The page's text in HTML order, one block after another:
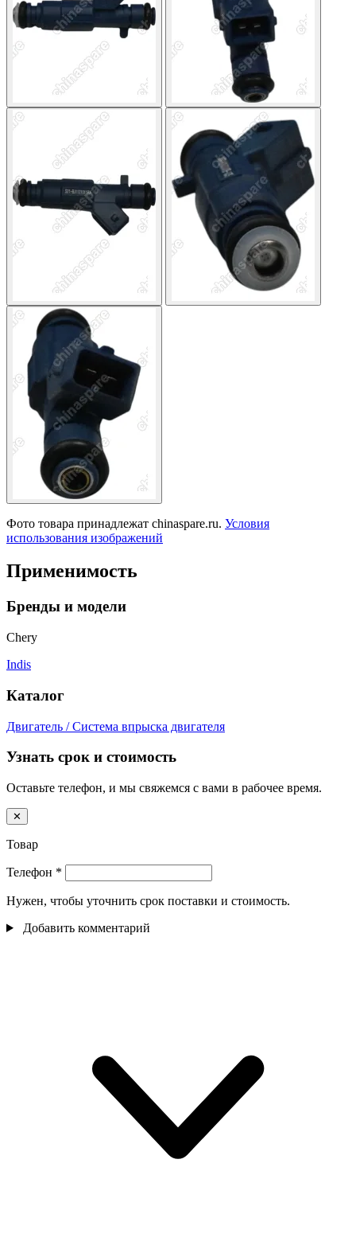
Фото товара принадлежат chinaspare.ru. Условия
использования изображений
Применимость
Бренды и модели
Chery
Indis
Каталог
Двигатель / Система впрыска двигателя
Узнать срок и стоимость
Оставьте телефон, и мы свяжемся с вами в рабочее время.
✕
Товар
Телефон *
Нужен, чтобы уточнить срок поставки и стоимость.
Добавить комментарий